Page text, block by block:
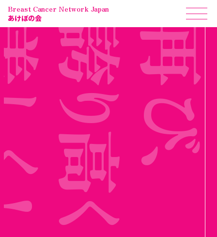
Breast Cancer Network Japan
あけぼの会
び
誇り高く